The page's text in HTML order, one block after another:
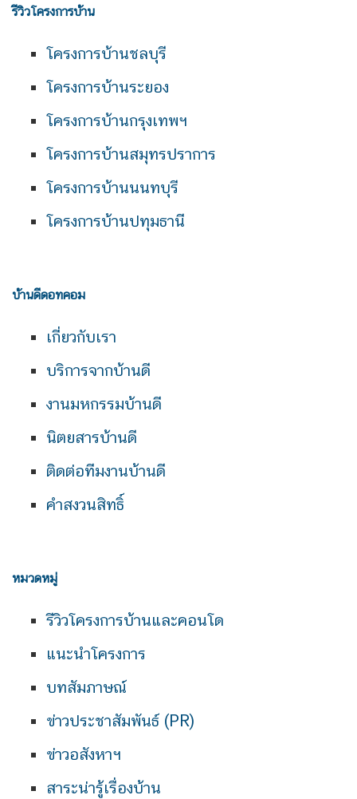
รีวิวโครงการบ้าน
โครงการบ้านชลบุรี
โครงการบ้านระยอง
โครงการบ้านกรุงเทพฯ
โครงการบ้านสมุทรปราการ
โครงการบ้านนนทบุรี
โครงการบ้านปทุมธานี
บ้านดีดอทคอม
เกี่ยวกับเรา
บริการจากบ้านดี
งานมหกรรมบ้านดี
นิตยสารบ้านดี
ติดต่อทีมงานบ้านดี
คำสงวนสิทธิ์
หมวดหมู่
รีวิวโครงการบ้านและคอนโด
แนะนำโครงการ
บทสัมภาษณ์
ข่าวประชาสัมพันธ์ (PR)
ข่าวอสังหาฯ
สาระน่ารู้เรื่องบ้าน